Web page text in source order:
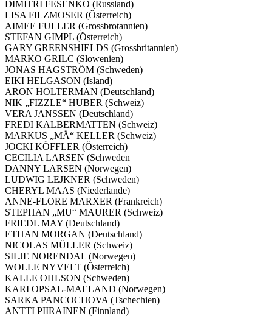
DIMITRI FESENKO (Russland)
LISA FILZMOSER (Österreich)
AIMEE FULLER (Grossbrotannien)
STEFAN GIMPL (Österreich)
GARY GREENSHIELDS (Grossbritannien)
MARKO GRILC (Slowenien)
JONAS HAGSTRÖM (Schweden)
EIKI HELGASON (Island)
ARON HOLTERMAN (Deutschland)
NIK „FIZZLE“ HUBER (Schweiz)
VERA JANSSEN (Deutschland)
FREDI KALBERMATTEN (Schweiz)
MARKUS „MÄ“ KELLER (Schweiz)
JOCKI KÖFFLER (Österreich)
CECILIA LARSEN (Schweden
DANNY LARSEN (Norwegen)
LUDWIG LEJKNER (Schweden)
CHERYL MAAS (Niederlande)
ANNE-FLORE MARXER (Frankreich)
STEPHAN „MU“ MAURER (Schweiz)
FRIEDL MAY (Deutschland)
ETHAN MORGAN (Deutschland)
NICOLAS MÜLLER (Schweiz)
SILJE NORENDAL (Norwegen)
WOLLE NYVELT (Österreich)
KALLE OHLSON (Schweden)
KARI OPSAL-MAELAND (Norwegen)
SARKA PANCOCHOVA (Tschechien)
ANTTI PIIRAINEN (Finnland)